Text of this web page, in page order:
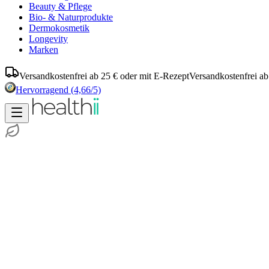
Beauty & Pflege
Bio- & Naturprodukte
Dermokosmetik
Longevity
Marken
Versandkostenfrei ab 25 € oder mit E-RezeptVersandkostenfrei
Hervorragend (4,66/5)